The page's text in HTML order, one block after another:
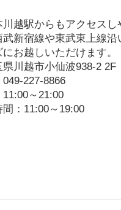
川越駅からもアクセスし
武新宿線や東武東上線
お越しいただけます。
川越市小仙波938-2 2F
227-8866
～21:00
：11:00～19:00